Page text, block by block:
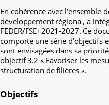
En cohérence avec
développement régional, a
FEDER/FSE+2021-2027. Ce
comporte une série d’objectifs
sont envisagées dans sa
objectif 3.2 « Favoriser les
structuration de filières ».
Objectifs